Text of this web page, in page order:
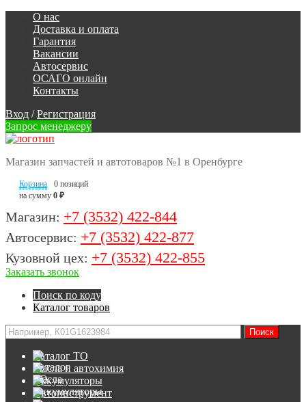
О нас
Доставка и оплата
Гарантия
Вакансии
Автосервис
ОСАГО онлайн
Контакты
Вход / Регистрация
Запрос менеджеру
Магазин запчастей и автотоваров №1 в Оренбурге
Корзина
0 позиций
на сумму 0 ₽
Магазин: +7 (3532) 422-844
Автосервис: +7 (3532) 422-877
Кузовной цех: +7 (3532) 422-855
Заказать звонок
Поиск по коду
Каталог товаров
Каталог ТО
Масла и автохимия
Аккумуляторы
Автоинструмент